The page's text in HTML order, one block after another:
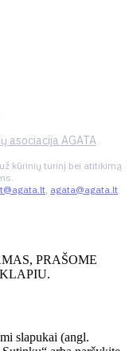
asociacija AGATA
kūrinių turinį bei atitikimą
, agata@agata.lt
PRAŠOME
slapukai (angl.